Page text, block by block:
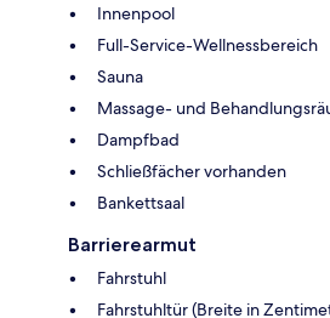
Innenpool
Full-Service-Wellnessbereich
Sauna
Massage- und
Dampfbad
Schließfächer vorhanden
Bankettsaal
Barrierearmut
Fahrstuhl
Fahrstuhltür (Breite in